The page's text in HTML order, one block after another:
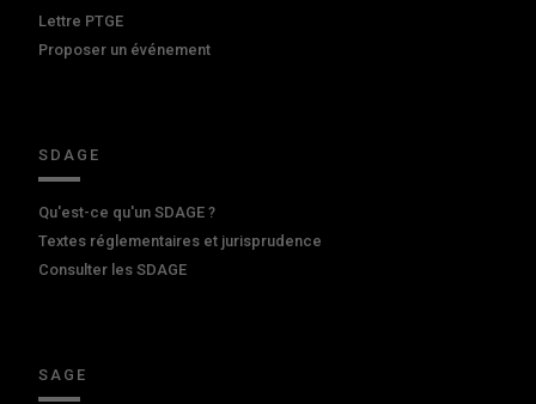
Lettre PTGE
Proposer un événement
SDAGE
Qu'est-ce qu'un SDAGE ?
Textes réglementaires et jurisprudence
Consulter les SDAGE
SAGE